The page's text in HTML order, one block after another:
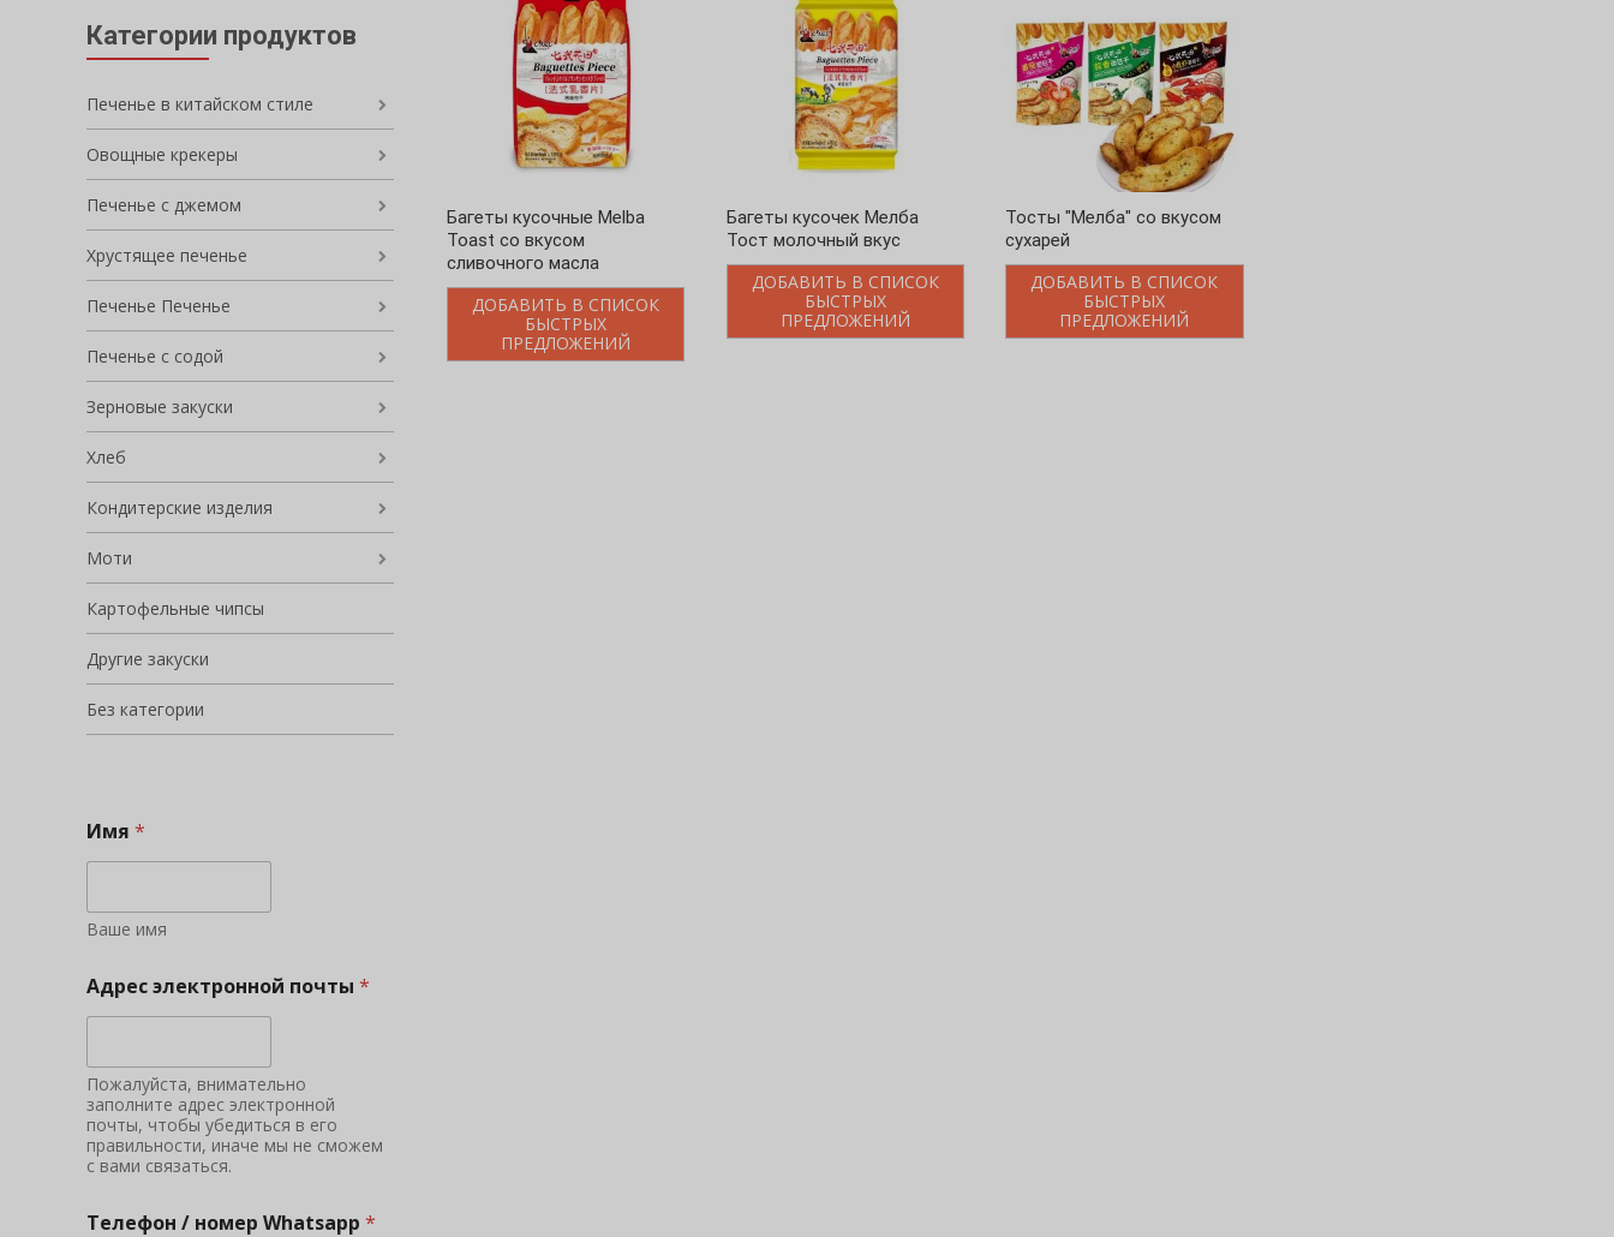
Багеты кусочные Melba
Toast со вкусом
сливочного масла
ДОБАВИТЬ В СПИСОК
БЫСТРЫХ
ПРЕДЛОЖЕНИЙ
Багеты кусочек Мелба
Тост молочный вкус
ДОБАВИТЬ В СПИСОК
БЫСТРЫХ
ПРЕДЛОЖЕНИЙ
Тосты "Мелба" со вкусом
сухарей
ДОБАВИТЬ В СПИСОК
БЫСТРЫХ
ПРЕДЛОЖЕНИЙ
Категории продуктов
Печенье в китайском стиле
Овощные крекеры
Печенье с джемом
Хрустящее печенье
Печенье Печенье
Печенье с содой
Зерновые закуски
Хлеб
Кондитерские изделия
Моти
Картофельные чипсы
Другие закуски
Без категории
Имя *
Ваше имя
Адрес электронной почты *
Пожалуйста, внимательно
заполните адрес электронной
почты, чтобы убедиться в его
правильности, иначе мы не сможем
с вами связаться.
Телефон / номер Whatsapp *